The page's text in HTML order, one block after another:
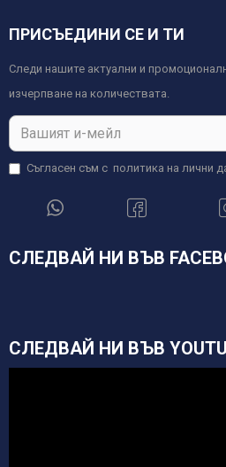
ПРИСЪЕДИНИ СЕ И ТИ
Следи нашите актуални и
изчерпване на количествата.
Съгласен съм с политика на лични
СЛЕДВАЙ НИ ВЪВ
СЛЕДВАЙ НИ ВЪВ